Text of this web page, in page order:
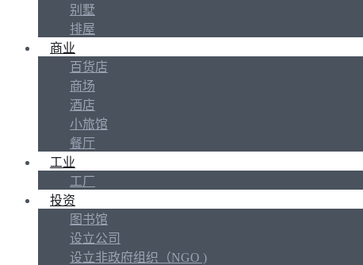
别墅
排屋
商业
百货店
商场
酒店
小旅馆
餐厅
工业
工厂
投资
图书馆
设立公司
设立非政府组织（NGO )